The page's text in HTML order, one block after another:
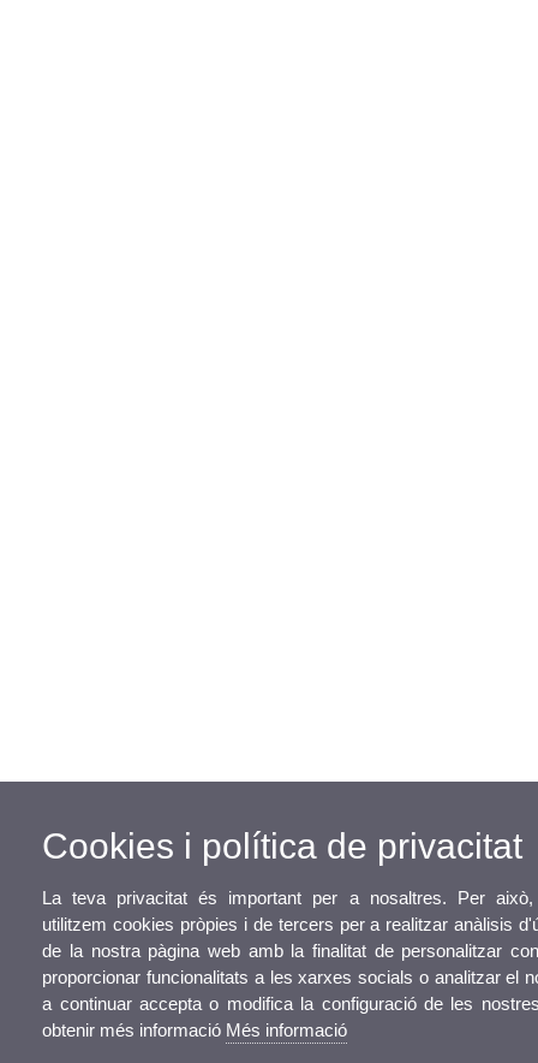
Cookies i política de privacitat
La teva privacitat és important per a nosaltres. Per això,
utilitzem cookies pròpies i de tercers per a realitzar anàlisis
de la nostra pàgina web amb la finalitat de personalitzar
proporcionar funcionalitats a les xarxes socials o analitzar el
a continuar accepta o modifica la configuració de les
obtenir més informació Més informació